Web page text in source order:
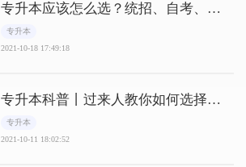
专升本应该怎么选？统招、自考、成
考有什么区别？
专升本
2021-10-18 17:49:18
专升本科普丨过来人教你如何选择专
升本？
专升本
2021-10-11 18:02:52